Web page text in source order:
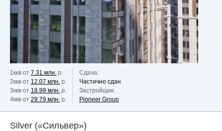
1ккв от 7.31 млн. р.
2ккв от 12.07 млн. р.
3ккв от 18.99 млн. р.
4ккв от 29.79 млн. р.
Сдача:
Частично сдан
Застройщик:
Pioneer Group
Silver («Сильвер»)